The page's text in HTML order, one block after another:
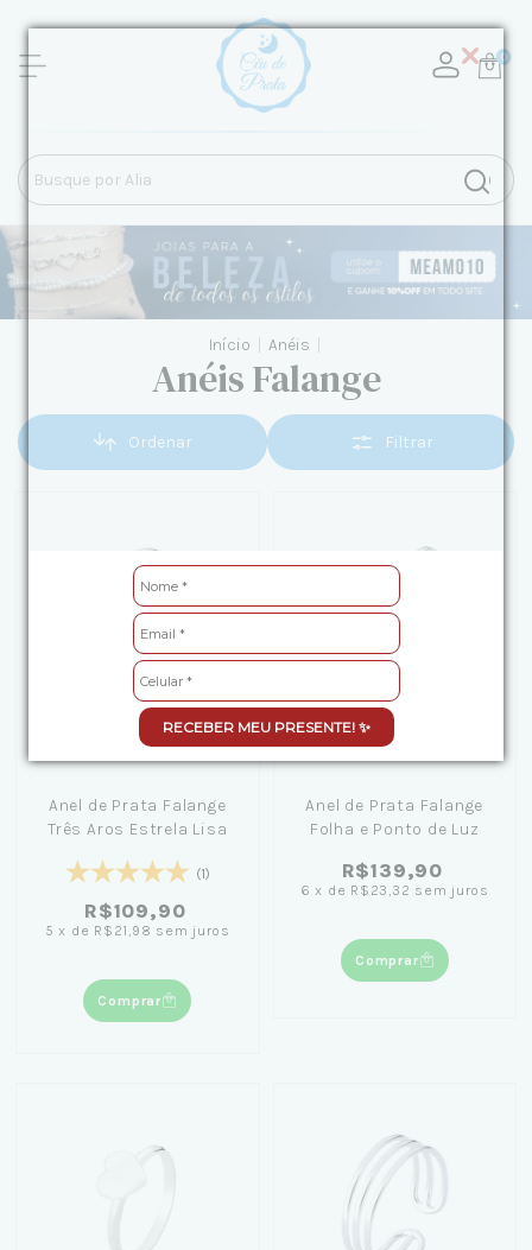
RECEBER MEU PRESENTE! ✨
0
Início Anéis
Anéis Falange
Ordenar Filtrar
Anel de Prata Falange
Três Aros Estrela Lisa
(1)
R$109,90
5 x de R$21,98 sem juros
Comprar
Anel de Prata Falange
Folha e Ponto de Luz
R$139,90
6 x de R$23,32 sem juros
Comprar